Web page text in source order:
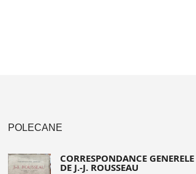
POLECANE
CORRESPONDANCE GENERELE
DE J.-J. ROUSSEAU